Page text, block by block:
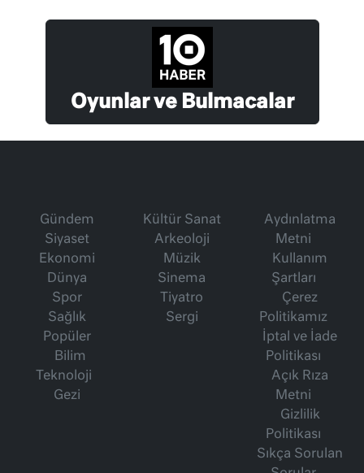
Oyunlar ve Bulmacalar
Gündem
Siyaset
Ekonomi
Dünya
Spor
Sağlık
Popüler
Bilim
Teknoloji
Gezi
Kültür Sanat
Arkeoloji
Müzik
Sinema
Tiyatro
Sergi
Aydınlatma
Metni
Kullanım
Şartları
Çerez
Politikamız
İptal ve İade
Politikası
Açık Rıza
Metni
Gizlilik
Politikası
Sıkça Sorulan